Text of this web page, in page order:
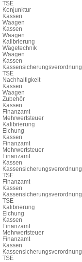
TSE
Konjunktur
Kassen
Waagen
Kassen
Waagen
Kalibrierung
Wägetechnik
Waagen
Kassen
Kassensicherungsverordnung
TSE
Nachhaltigkeit
Kassen
Waagen
Zubehör
Kassen
Finanzamt
Mehrwertsteuer
Kalibrierung
Eichung
Kassen
Finanzamt
Mehrwertsteuer
Finanzamt
Kassen
Kassensicherungsverordnung
TSE
Finanzamt
Kassen
Kassensicherungsverordnung
TSE
Kalibrierung
Eichung
Kassen
Finanzamt
Mehrwertsteuer
Finanzamt
Kassen
Kassensicherungsverordnung
TSE